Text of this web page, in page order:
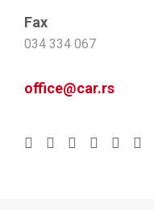
Fax
034 334 067
office@car.rs